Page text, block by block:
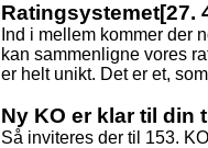
Ratingsystemet[27.
Ind i mellem kommer der
kan sammenligne vores
er helt unikt. Det er et,
Ny KO er klar til din
Så inviteres der til 153.